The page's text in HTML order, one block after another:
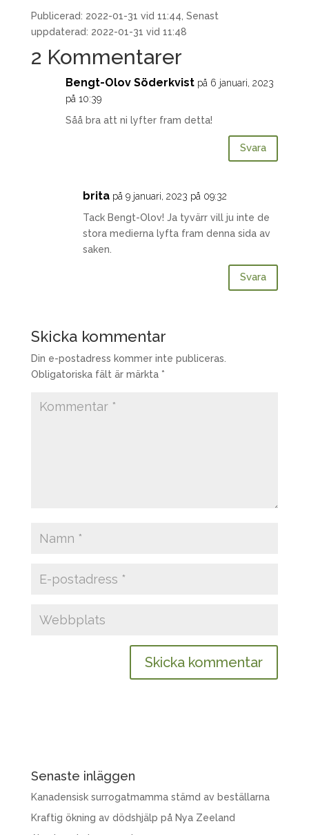
Publicerad: 2022-01-31 vid 11:44, Senast
uppdaterad: 2022-01-31 vid 11:48
2 Kommentarer
Bengt-Olov Söderkvist på 6 januari, 2023
på 10:39
Såå bra att ni lyfter fram detta!
Svara
brita på 9 januari, 2023 på 09:32
Tack Bengt-Olov! Ja tyvärr vill ju inte de
stora medierna lyfta fram denna sida av
saken.
Svara
Skicka kommentar
Din e-postadress kommer inte publiceras.
Obligatoriska fält är märkta *
Senaste inläggen
Kanadensisk surrogatmamma stämd av beställarna
Kraftig ökning av dödshjälp på Nya Zeeland